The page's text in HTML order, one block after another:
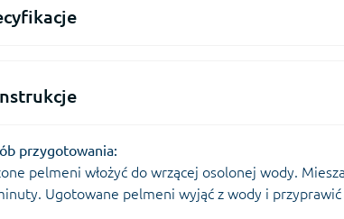
przygotowania:
pelmeni włożyć do wrzącej osolonej wody.
Ugotowane pelmeni wyjąć z wody i